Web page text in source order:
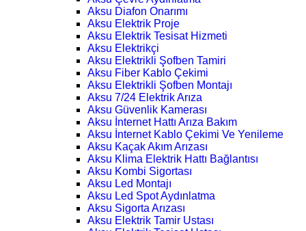
Aksu Diafon Onarımı
Aksu Elektrik Proje
Aksu Elektrik Tesisat Hizmeti
Aksu Elektrikçi
Aksu Elektrikli Şofben Tamiri
Aksu Fiber Kablo Çekimi
Aksu Elektrikli Şofben Montajı
Aksu 7/24 Elektrik Arıza
Aksu Güvenlik Kamerası
Aksu İnternet Hattı Arıza Bakım
Aksu İnternet Kablo Çekimi Ve Yenileme
Aksu Kaçak Akım Arızası
Aksu Klima Elektrik Hattı Bağlantısı
Aksu Kombi Sigortası
Aksu Led Montajı
Aksu Led Spot Aydınlatma
Aksu Sigorta Arızası
Aksu Elektrik Tamir Ustası